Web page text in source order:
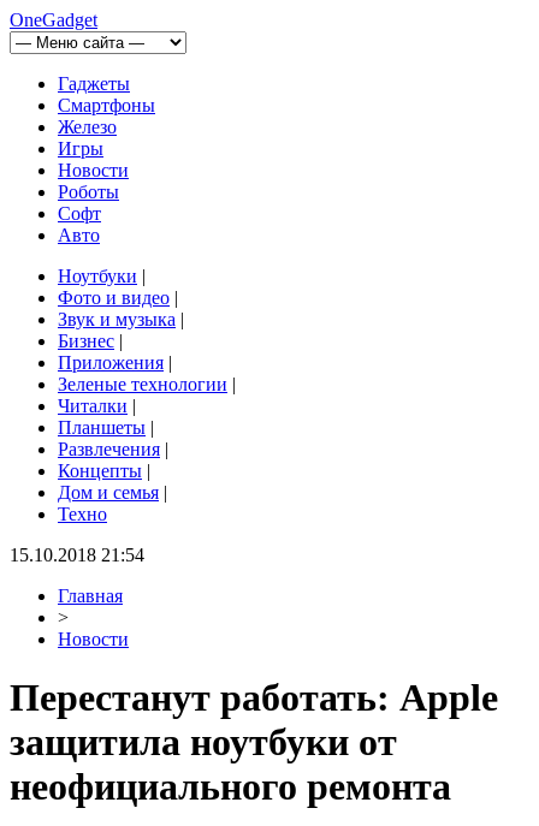
OneGadget
Гаджеты
Смартфоны
Железо
Игры
Новости
Роботы
Софт
Авто
Ноутбуки |
Фото и видео |
Звук и музыка |
Бизнес |
Приложения |
Зеленые технологии |
Читалки |
Планшеты |
Развлечения |
Концепты |
Дом и семья |
Техно
15.10.2018 21:54
Главная
>
Новости
Перестанут работать: Apple
защитила ноутбуки от
неофициального ремонта